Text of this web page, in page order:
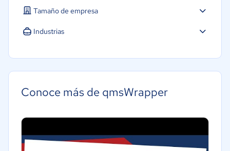
Tamaño de empresa
Pequeña: 10 a 49 trabajadores
Industrias
Conoce más de qmsWrapper